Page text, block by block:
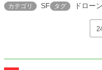
カテゴリ SF タグ ドローン